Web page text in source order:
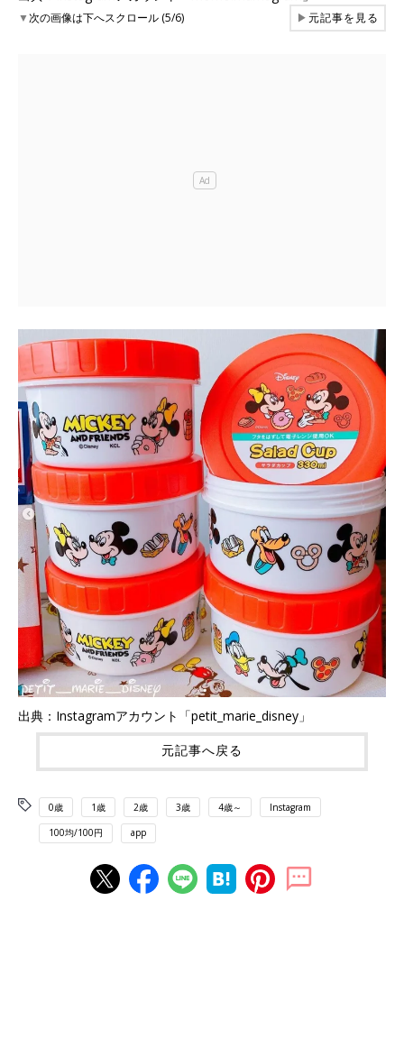
▼次の画像は下へスクロール (5/6) ▶元記事を見る
出典：Instagramアカウント「petit_marie_disney」
元記事へ戻る
0歳 1歳 2歳 3歳 4歳～ Instagram
100均/100円 app